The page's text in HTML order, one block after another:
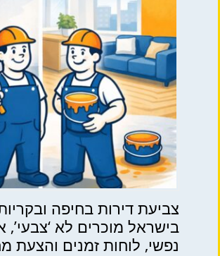
צביעת דירות בחיפה
בישראל מוכרים לא
נפשי, לוחות זמנים והצעת